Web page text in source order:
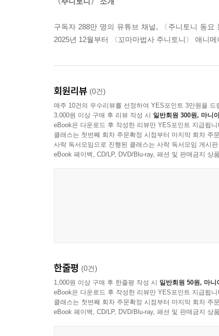
구독자 288만 명의 유튜브 채널, 〈주니토니 동
2025년 12월부터 〈꼬마마법사 주니토니〉 애니
회원리뷰 (0건)
매주 10건의 우수리뷰를 선정하여 YES포인트 3만원을 드
3,000원 이상 구매 후 리뷰 작성 시 일반회원 300원, 마니
eBook은 다운로드 후 작성한 리뷰만 YES포인트 지급됩니
클래스는 첫번째 회차 주문확정 시점부터 마지막 회차 주
사락 독서모임으로 진행된 클래스는 사락 독서모임 게시
eBook 페이백, CD/LP, DVD/Blu-ray, 패션 및 판매금지 상
한줄평 (0건)
1,000원 이상 구매 후 한줄평 작성 시 일반회원 50원, 마니
eBook은 다운로드 후 작성한 리뷰만 YES포인트 지급됩니
클래스는 첫번째 회차 주문확정 시점부터 마지막 회차 주
eBook 페이백, CD/LP, DVD/Blu-ray, 패션 및 판매금지 상